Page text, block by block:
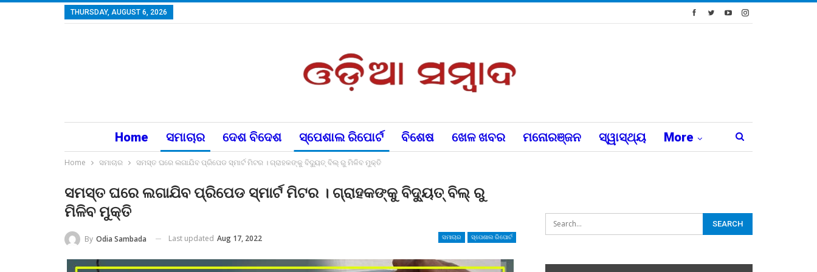
THURSDAY, AUGUST 6, 2026
Home ସମାଚାର ଦେଶ ବିଦେଶ ସ୍ପେଶାଲ ରିପୋର୍ଟ ବିଶେଷ ଖେଳ ଖବର ମନୋରଞ୍ଜନ ସ୍ୱାସ୍ଥ୍ୟ More
Home ସମାଚାର ସମସ୍ତ ଘରେ ଲଗାଯିବ ପ୍ରିପେଡ ସ୍ମାର୍ଟ ମିଟର । ଗ୍ରାହକଙ୍କୁ ବିଦ୍ୟୁତ୍ ବିଲ୍ ରୁ ମିଳିବ ମୁକ୍ତି
ସମସ୍ତ ଘରେ ଲଗାଯିବ ପ୍ରିପେଡ ସ୍ମାର୍ଟ ମିଟର । ଗ୍ରାହକଙ୍କୁ ବିଦ୍ୟୁତ୍ ବିଲ୍ ରୁ
ମିଳିବ ମୁକ୍ତି
ସମାଚାର ସ୍ପେଶାଲ ରିପୋର୍ଟ
By Odia Sambada Last updated Aug 17, 2022